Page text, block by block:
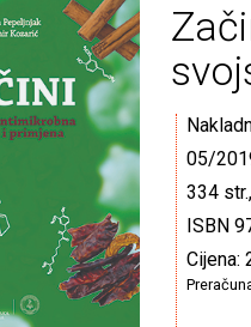
05/
334
ISBN
Cijena: